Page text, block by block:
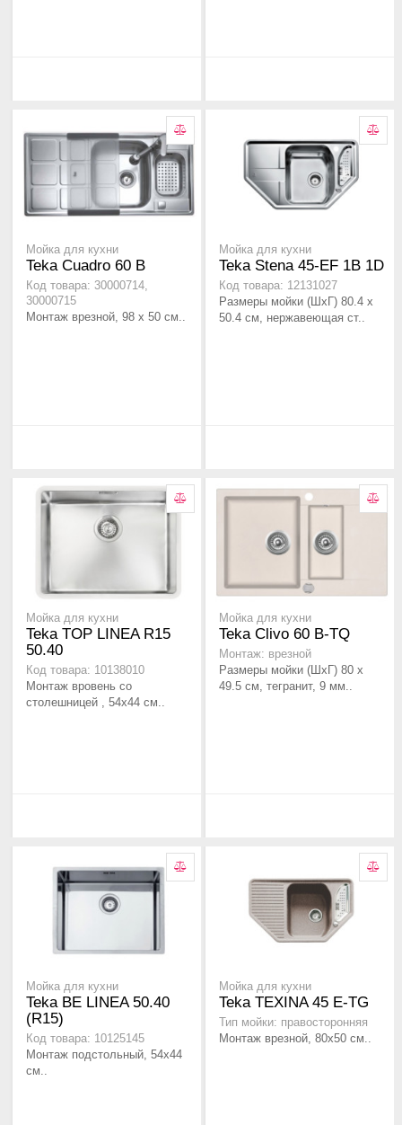
Мойка для кухни
Teka Cuadro 60 B
Код товара: 30000714,
30000715
Монтаж врезной, 98 x 50 см..
Мойка для кухни
Teka Stena 45-EF 1B 1D
Код товара: 12131027
Размеры мойки (ШхГ) 80.4 х
50.4 см, нержавеющая ст..
Мойка для кухни
Teka TOP LINEA R15
50.40
Код товара: 10138010
Монтаж вровень со
столешницей , 54х44 см..
Мойка для кухни
Teka Clivo 60 B-TQ
Монтаж: врезной
Размеры мойки (ШхГ) 80 х
49.5 см, тегранит, 9 мм..
Мойка для кухни
Teka BE LINEA 50.40
(R15)
Код товара: 10125145
Монтаж подстольный, 54х44
см..
Мойка для кухни
Teka TEXINA 45 E-TG
Тип мойки: правосторонняя
Монтаж врезной, 80х50 см..